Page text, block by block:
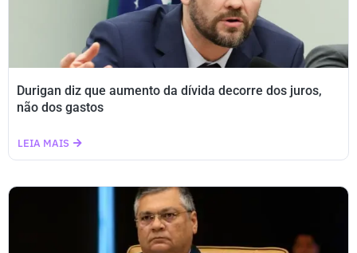
Durigan diz que aumento da dívida decorre dos juros,
não dos gastos
LEIA MAIS